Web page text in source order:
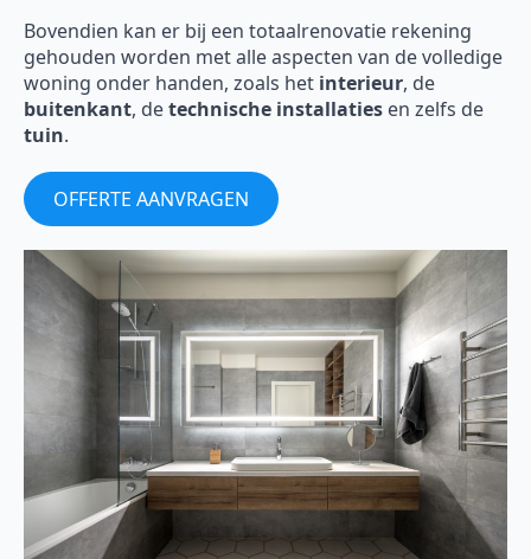
Bovendien kan er bij een totaalrenovatie rekening
gehouden worden met alle aspecten van de volledige
woning onder handen, zoals het interieur, de
buitenkant, detechnische installaties en zelfs de
tuin.
OFFERTE AANVRAGEN